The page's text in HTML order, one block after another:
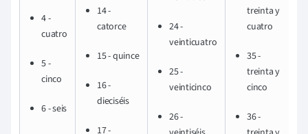
4 -
cuatro
5 -
cinco
6 - seis
14 -
catorce
15 - quince
16 -
dieciséis
17 -
24 -
veinticuatro
25 -
veinticinco
26 -
treinta y
cuatro
35 -
treinta y
cinco
36 -